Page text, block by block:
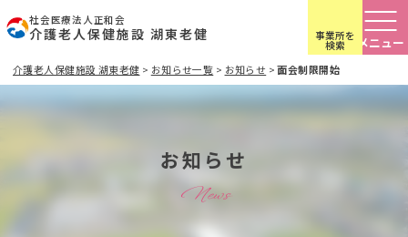
社会医療法人正和会
介護老人保健施設 湖東老健
介護老人保健施設 湖東老健 > お知らせ一覧 > お知らせ >面会制限開始
事業所を
検索
お知らせ
News